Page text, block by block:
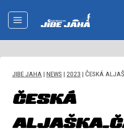
obsah
JIBE JAHA | NEWS | 2023 | ČESKÁ
ČESKÁ